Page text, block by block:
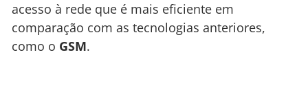
acesso à rede que é mais eficiente em
comparação com as tecnologias anteriores,
como o GSM.